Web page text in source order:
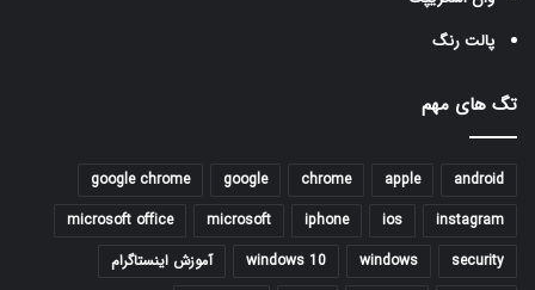
پالت رنگ
تگ های مهم
android
apple
chrome
google
google chrome
instagram
ios
iphone
microsoft
microsoft office
security
windows
windows 10 آموزش اینستاگرام